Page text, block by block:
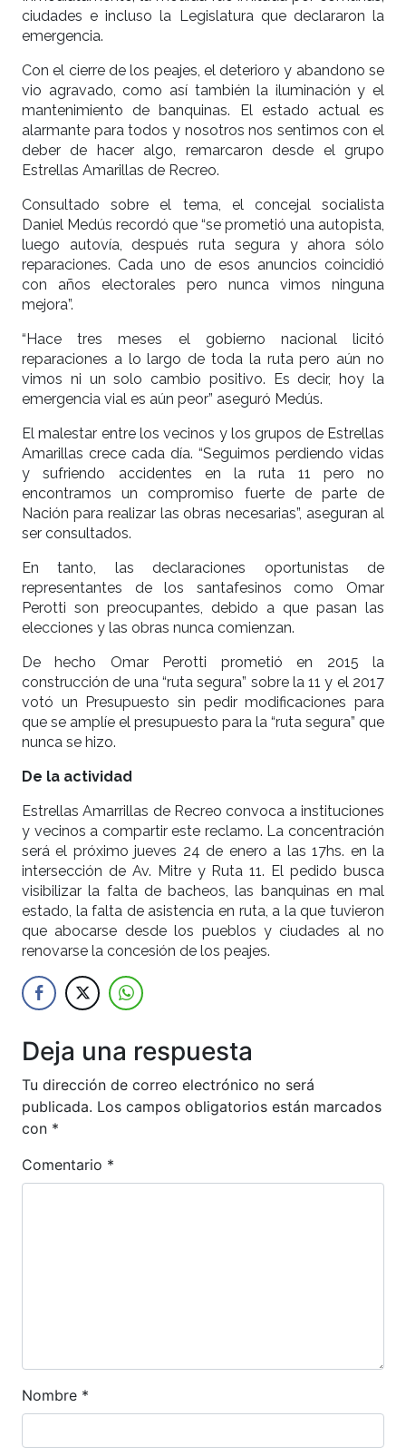
ciudades e incluso la Legislatura que declararon la
emergencia.
Con el cierre de los peajes, el deterioro y abandono se
vio agravado, como así también la iluminación y el
mantenimiento de banquinas. El estado actual es
alarmante para todos y nosotros nos sentimos con el
deber de hacer algo, remarcaron desde el grupo
Estrellas Amarillas de Recreo.
Consultado sobre el tema, el concejal socialista
Daniel Medús recordó que “se prometió una autopista,
luego autovía, después ruta segura y ahora sólo
reparaciones. Cada uno de esos anuncios coincidió
con años electorales pero nunca vimos ninguna
mejora”.
“Hace tres meses el gobierno nacional licitó
reparaciones a lo largo de toda la ruta pero aún no
vimos ni un solo cambio positivo. Es decir, hoy la
emergencia vial es aún peor” aseguró Medús.
El malestar entre los vecinos y los grupos de Estrellas
Amarillas crece cada día. “Seguimos perdiendo vidas
y sufriendo accidentes en la ruta 11 pero no
encontramos un compromiso fuerte de parte de
Nación para realizar las obras necesarias”, aseguran al
ser consultados.
En tanto, las declaraciones oportunistas de
representantes de los santafesinos como Omar
Perotti son preocupantes, debido a que pasan las
elecciones y las obras nunca comienzan.
De hecho Omar Perotti prometió en 2015 la
construcción de una “ruta segura” sobre la 11 y el 2017
votó un Presupuesto sin pedir modificaciones para
que se amplíe el presupuesto para la “ruta segura” que
nunca se hizo.
De la actividad
Estrellas Amarrillas de Recreo convoca a instituciones
y vecinos a compartir este reclamo. La concentración
será el próximo jueves 24 de enero a las 17hs. en la
intersección de Av. Mitre y Ruta 11. El pedido busca
visibilizar la falta de bacheos, las banquinas en mal
estado, la falta de asistencia en ruta, a la que tuvieron
que abocarse desde los pueblos y ciudades al no
renovarse la concesión de los peajes.
Deja una respuesta
Tu dirección de correo electrónico no será
publicada. Los campos obligatorios están marcados
con *
Comentario *
Nombre *